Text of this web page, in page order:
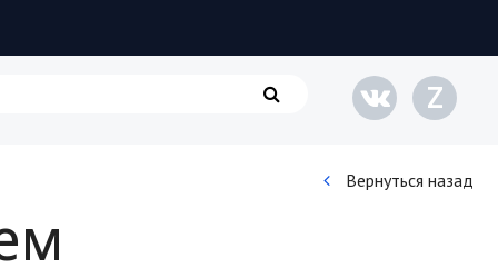
Кинематограф
Z
Вернуться назад